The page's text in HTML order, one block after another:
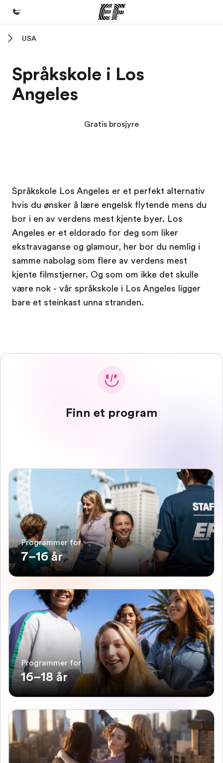
Programmer
Se alt vi tilbyr
Karriere
Bli en del av vårt team
USA
Språkskole i Los
Angeles
Gratis brosjyre
Språkskole Los Angeles er et perfekt alternativ
hvis du ønsker å lære engelsk flytende mens du
bor i en av verdens mest kjente byer. Los
Angeles er et eldorado for deg som liker
ekstravaganse og glamour, her bor du nemlig i
samme nabolag som flere av verdens mest
kjente filmstjerner. Og som om ikke det skulle
være nok - vår språkskole i Los Angeles ligger
bare et steinkast unna stranden.
Finn et program
Programmer for
7–16 år
Programmer for
16–18 år